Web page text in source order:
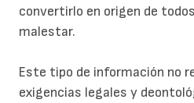
convertirlo en origen de
malestar.
Este tipo de información no
exigencias legales y